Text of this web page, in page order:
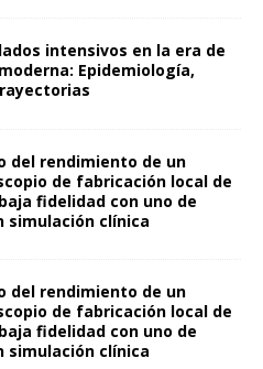
intensivos en la era de
Epidemiología,
del rendimiento de un
de fabricación local de
fidelidad con uno de
simulación clínica
del rendimiento de un
de fabricación local de
fidelidad con uno de
simulación clínica